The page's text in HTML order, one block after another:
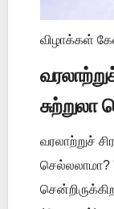
விழாக்கள்
வரலாற்றுச்
செல்லலாமா?